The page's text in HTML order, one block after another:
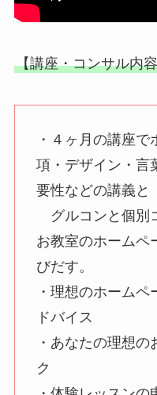
【講座・コンサル内
・４ヶ月の講座
項・デザイン・言
要性などの講義と
グルコンと個別
お教室のホームペ
びだす。
・理想のホーム
ドバイス
・あなたの理想
ク